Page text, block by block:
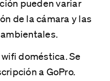
pueden variar
de la cámara y las
doméstica. Se
a GoPro.